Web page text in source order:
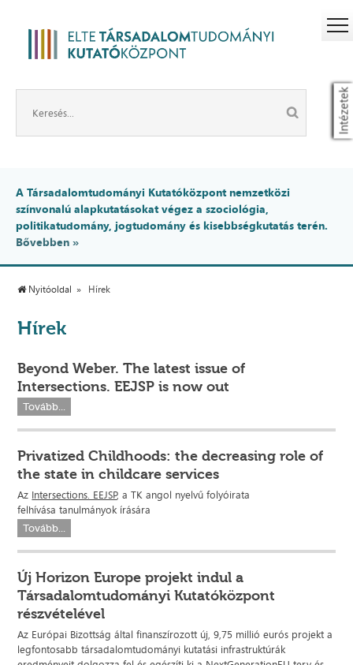
Intézetek
A Társadalomtudományi Kutatóközpont nemzetközi
színvonalú alapkutatásokat végez a szociológia,
politikatudomány, jogtudomány és kisebbségkutatás terén.
Bővebben »
Nyitóoldal Hírek
Hírek
Beyond Weber. The latest issue of
Intersections. EEJSP is now out
Tovább...
Privatized Childhoods: the decreasing role of
the state in childcare services
Az Intersections. EEJSP, a TK angol nyelvű folyóirata
felhívása tanulmányok írására
Tovább...
Új Horizon Europe projekt indul a
Társadalomtudományi Kutatóközpont
részvételével
Az Európai Bizottság által finanszírozott új, 9,75 millió eurós projekt a
legfontosabb társadalomtudományi kutatási infrastruktúrák